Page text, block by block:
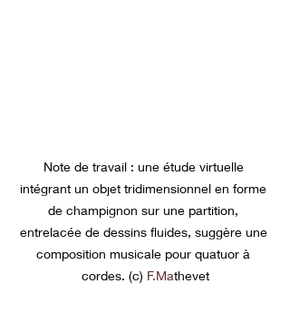
Note de travail : une étude virtuelle
intégrant un objet tridimensionnel en forme
de champignon sur une partition,
entrelacée de dessins fluides, suggère une
composition musicale pour quatuor à
cordes. (c) F.Mathevet